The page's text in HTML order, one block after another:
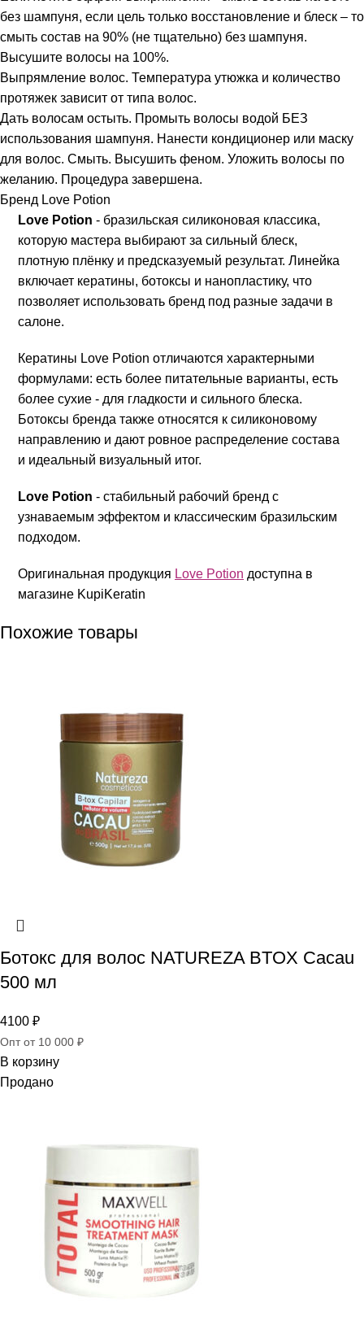
без шампуня, если цель только восстановление и блеск – то
смыть состав на 90% (не тщательно) без шампуня.
Высушите волосы на 100%.
Выпрямление волос. Температура утюжка и количество
протяжек зависит от типа волос.
Дать волосам остыть. Промыть волосы водой БЕЗ
использования шампуня. Нанести кондиционер или маску
для волос. Смыть. Высушить феном. Уложить волосы по
желанию. Процедура завершена.
Бренд Love Potion
Love Potion - бразильская силиконовая классика,
которую мастера выбирают за сильный блеск,
плотную плёнку и предсказуемый результат. Линейка
включает кератины, ботоксы и нанопластику, что
позволяет использовать бренд под разные задачи в
салоне.
Кератины Love Potion отличаются характерными
формулами: есть более питательные варианты, есть
более сухие - для гладкости и сильного блеска.
Ботоксы бренда также относятся к силиконовому
направлению и дают ровное распределение состава
и идеальный визуальный итог.
Love Potion - стабильный рабочий бренд с
узнаваемым эффектом и классическим бразильским
подходом.
Оригинальная продукция Love Potion доступна в
магазине KupiKeratin
Похожие товары
Ботокс для волос NATUREZA BTOX Cacau
500 мл
4100 ₽
Опт от 10 000 ₽
В корзину
Продано